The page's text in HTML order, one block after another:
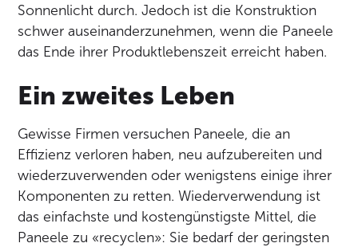
Sonnenlicht durch. Jedoch ist die Konstruktion
schwer auseinanderzunehmen, wenn die Paneele
das Ende ihrer Produktlebenszeit erreicht haben.
Ein zweites Leben
Gewisse Firmen versuchen Paneele, die an
Effizienz verloren haben, neu aufzubereiten und
wiederzuverwenden oder wenigstens einige ihrer
Komponenten zu retten. Wiederverwendung ist
das einfachste und kostengünstigste Mittel, die
Paneele zu «recyclen»: Sie bedarf der geringsten